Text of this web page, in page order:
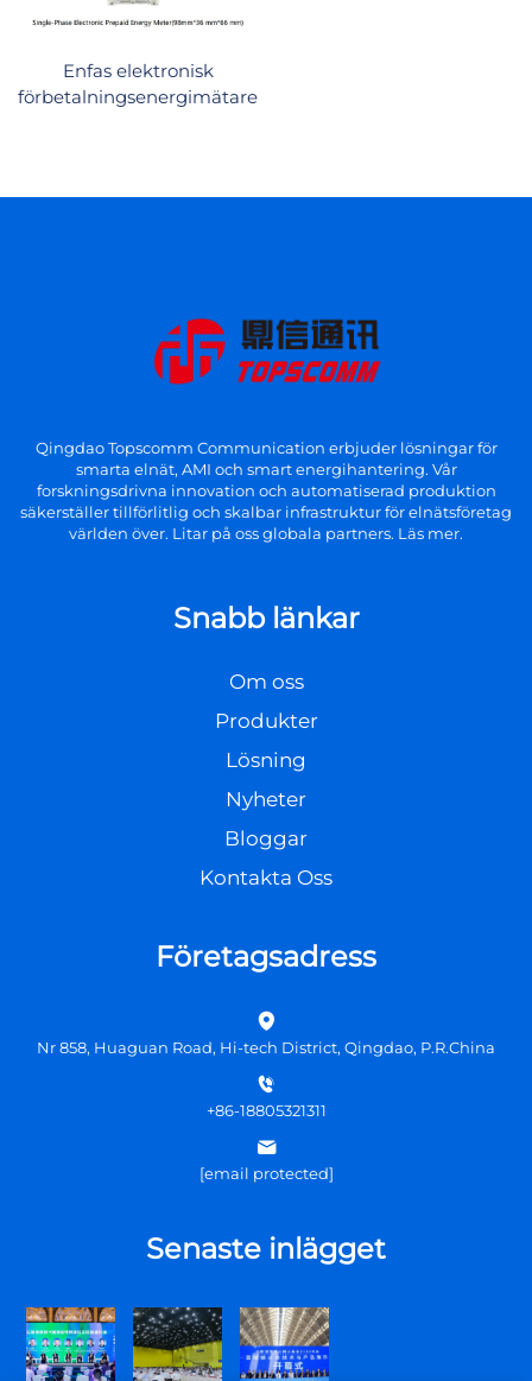
Enfas elektronisk
förbetalningsenergimätare
Qingdao Topscomm Communication erbjuder lösningar för
smarta elnät, AMI och smart energihantering. Vår
forskningsdrivna innovation och automatiserad produktion
säkerställer tillförlitlig och skalbar infrastruktur för elnätsföretag
världen över. Litar på oss globala partners. Läs mer.
Snabb länkar
Om oss
Produkter
Lösning
Nyheter
Bloggar
Kontakta Oss
Företagsadress
Nr 858, Huaguan Road, Hi-tech District, Qingdao, P.R.China
+86-18805321311
[email protected]
Senaste inlägget